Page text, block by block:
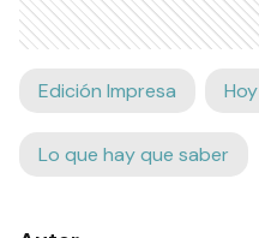
Edición Impresa Hoy
Lo que hay que saber